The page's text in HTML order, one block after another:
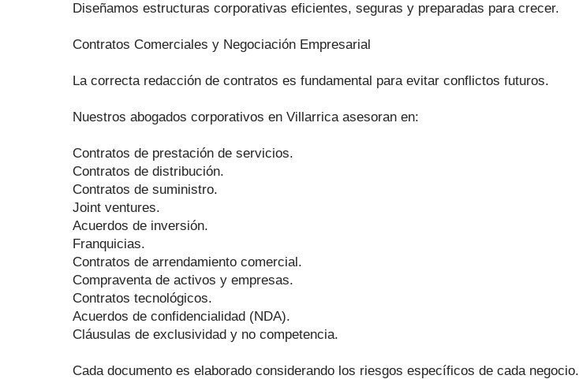
Diseñamos estructuras corporativas eficientes, seguras y preparadas para crecer.
Contratos Comerciales y Negociación Empresarial
La correcta redacción de contratos es fundamental para evitar conflictos futuros.
Nuestros abogados corporativos en Villarrica asesoran en:
Contratos de prestación de servicios.
Contratos de distribución.
Contratos de suministro.
Joint ventures.
Acuerdos de inversión.
Franquicias.
Contratos de arrendamiento comercial.
Compraventa de activos y empresas.
Contratos tecnológicos.
Acuerdos de confidencialidad (NDA).
Cláusulas de exclusividad y no competencia.
Cada documento es elaborado considerando los riesgos específicos de cada negocio.